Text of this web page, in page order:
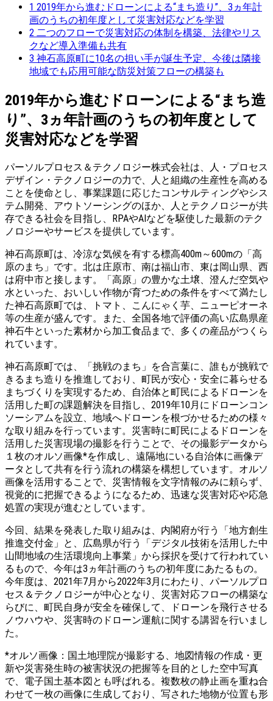
1 2019年から進むドローンによる“まち造り”、3ヵ年計
画のうちの初年度として災害対応などを学習
2 二つのフローで災害対応の体制を構築、法律やリス
クなど導入準備も共有
3 神石高原町に10名の担い手が誕生予定、今後は隣接
地域でも応用可能な防災対策フローの構築も
2019年から進むドローンによる“まち造
り”、3ヵ年計画のうちの初年度として
災害対応などを学習
パーソルプロセス＆テクノロジー株式会社は、人・プロセス
デザイン・テクノロジーの力で、人と組織の生産性を高める
ことを使命とし、事業課題に応じたコンサルティングやシス
テム開発、アウトソーシングのほか、人とテクノロジーが共
存できる社会を目指し、RPAやAIなどを駆使した最新のテク
ノロジーやサービスを提供しています。
神石高原町は、冷涼な気候を有する標高400m～600mの「高
原のまち」です。北は庄原市、南は福山市、東は岡山県、西
は府中市と接します。「高原」の豊かな土壌、澄んだ空気や
水といった、おいしい作物が育つための条件をすべて満たし
た神石高原町では、トマト、こんにゃく芋、ニューピオーネ
等の生産が盛んです。また、全国各地で評価の高い広島県産
神石牛といった素材から加工食品まで、多くの産品がつくら
れています。
神石高原町では、「挑戦のまち」を合言葉に、誰もが挑戦で
きるまち造りを推進しており、町民が安心・安全に暮らせる
まちづくりを実現するため、自治体と町民によるドローンを
活用した町の課題解決を目指し、2019年10月にドローンコン
ソーシアムを設立、地域へドローンを根づかせるための様々
な取り組みを行っています。災害時に町民によるドローンを
活用した災害現場の撮影を行うことで、その撮影データから
１枚のオルソ画像*を作成し、遠隔地にいる自治体に画像デ
ータとして共有を行う流れの構築を構想しています。オルソ
画像を活用することで、災害情報を文字情報のみに頼らず、
視覚的に把握できるようになるため、迅速な災害対応や応急
処置の実現が進むとしています。
今回、結果を発表した取り組みは、内閣府が行う「地方創生
推進交付金」と、広島県が行う「デジタル技術を活用した中
山間地域の生活環境向上事業」から採択を受けて行われてい
るもので、今年は3ヵ年計画のうちの初年度にあたるもの。
今年度は、2021年7月から2022年3月にわたり、パーソルプロ
セス＆テクノロジーが中心となり、災害対応フローの構築な
らびに、町民自身が安全を確保して、ドローンを飛行させる
ノウハウや、災害時のドローン運航に関する講習を行いまし
た。
*オルソ画像：国土地理院が撮影する、地図情報の作成・更
新や災害発生時の被害状況の把握等を目的とした空中写真
で、電子国土基本図とも呼ばれる。複数枚の静止画を重ね合
わせて一枚の画像に生成しており、写された地物が位置も形